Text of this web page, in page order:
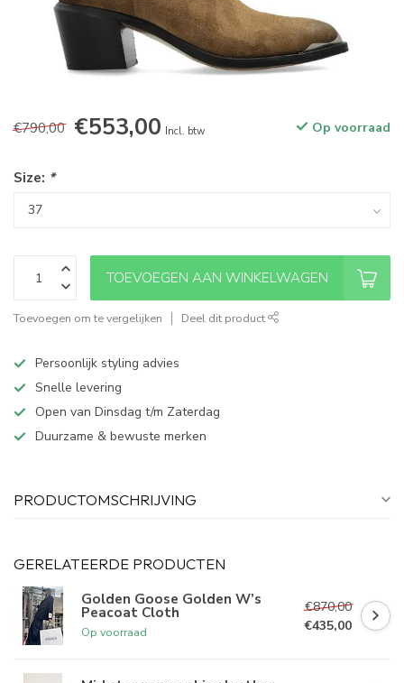
€790,00 €553,00 Incl. btw Op voorraad
Size: *
TOEVOEGEN AAN WINKELWAGEN
Toevoegen om te vergelijken Deel dit product
Persoonlijk styling advies
Snelle levering
Open van Dinsdag t/m Zaterdag
Duurzame & bewuste merken
PRODUCTOMSCHRIJVING
GERELATEERDE PRODUCTEN
Golden Goose Golden W’s
Peacoat Cloth
Op voorraad
€870,00
€435,00